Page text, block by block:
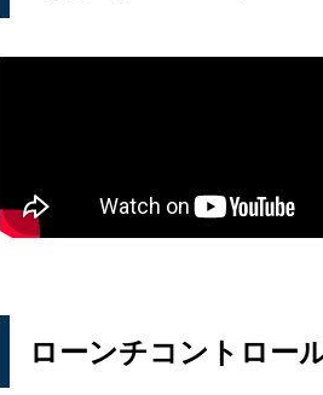
ローンチコントロー